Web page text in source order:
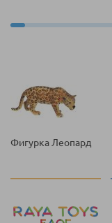
Фигурка Леопард